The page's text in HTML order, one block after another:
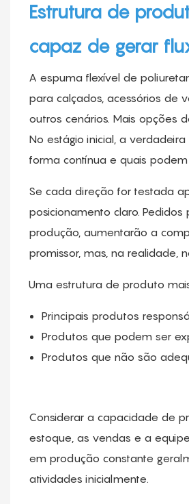
Estrutura de
capaz de gerar
A espuma flexível de
para calçados, acessórios de
outros cenários. Mais opções
No estágio inicial, a
forma contínua e quais
Se cada direção for testada
posicionamento claro.
produção, aumentarão a
promissor, mas, na realidade,
Uma estrutura de produto
Principais produtos
Produtos que podem ser
Produtos que não são
Considerar a capacidade de
estoque, as vendas e a
em produção constante
atividades inicialmente.